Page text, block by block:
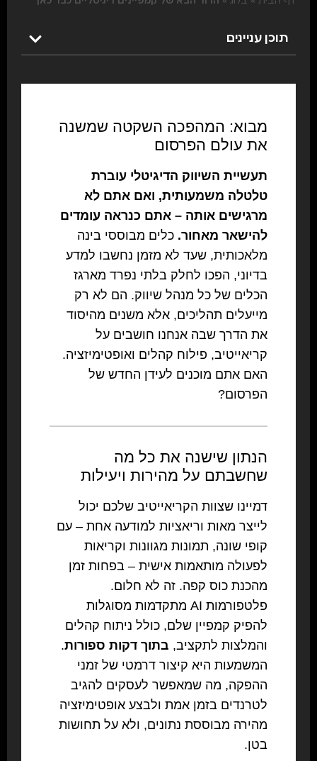
תוכן עניינים
מבוא: המהפכה השקטה שמשנה
את עולם הפרסום
תעשיית השיווק הדיגיטלי עוברת
טלטלה משמעותית, ואם אתם לא
מרגישים אותה – אתם כנראה עומדים
להישאר מאחור. כלים מבוססי בינה
מלאכותית, שעד לא מזמן נחשבו למדע
בדיוני, הפכו לחלק בלתי נפרד מארגז
הכלים של כל מנהל שיווק. הם לא רק
מייעלים תהליכים, אלא משנים מהיסוד
את הדרך שבה אנחנו חושבים על
קריאייטיב, פילוח קהלים ואופטימיזציה.
האם אתם מוכנים לעידן החדש של
הפרסום?
הנתון שישנה את כל מה
שחשבתם על מהירות ויעילות
דמיינו שצוות הקריאייטיב שלכם יכול
לייצר מאות וריאציות למודעה אחת – עם
קופי שונה, תמונות מגוונות וקריאות
לפעולה מותאמות אישית – בפחות זמן
מהכנת כוס קפה. זה לא חלום.
פלטפורמות AI מתקדמות מסוגלות
להפיק קמפיין שלם, כולל ניתוח קהלים
והמלצות לתקציב, בתוך דקות ספורות.
המשמעות היא קיצור דרמטי של זמני
ההפקה, מה שמאפשר לעסקים להגיב
לטרנדים בזמן אמת ולבצע אופטימיזציה
מהירה מבוססת נתונים, ולא על תחושות
בטן.